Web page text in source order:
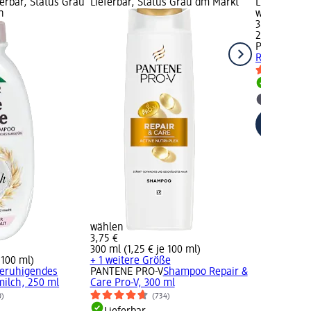
Status Grau
ml)
250 ml
Lieferbar, Status Grau dm Markt
wählen
3,75 €
300 ml (1,25 € je 100 ml)
+ 1 weitere Größe
PANTENE PRO-VShampoo Repair &
Care Pro-V, 300 ml
(734)
Lieferbar,
wählen
3,75 €
250 ml
PANTENE
Repair &